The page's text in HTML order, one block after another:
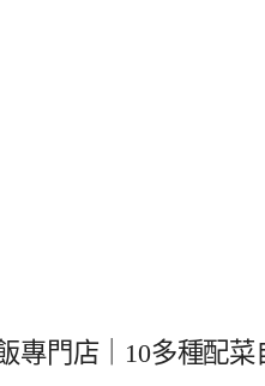
專門店｜10多種配